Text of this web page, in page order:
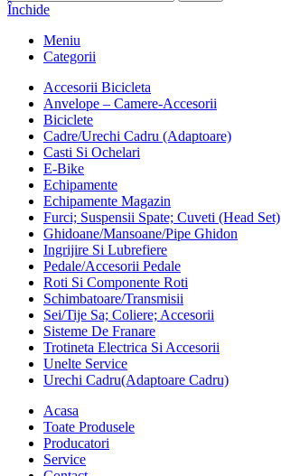
Închide
Meniu
Categorii
Accesorii Bicicleta
Anvelope – Camere-Accesorii
Biciclete
Cadre/Urechi Cadru (Adaptoare)
Casti Si Ochelari
E-Bike
Echipamente
Echipamente Magazin
Furci; Suspensii Spate; Cuveti (Head Set)
Ghidoane/Mansoane/Pipe Ghidon
Ingrijire Si Lubrefiere
Pedale/Accesorii Pedale
Roti Si Componente Roti
Schimbatoare/Transmisii
Sei/Tije Sa; Coliere; Accesorii
Sisteme De Franare
Trotineta Electrica Si Accesorii
Unelte Service
Urechi Cadru(Adaptoare Cadru)
Acasa
Toate Produsele
Producatori
Service